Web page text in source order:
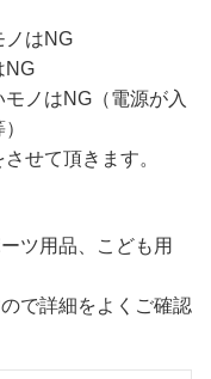
ノはNG
NG
ノはNG（電源が入
せて頂きます。
ツ用品、こども用
で詳細をよくご確認